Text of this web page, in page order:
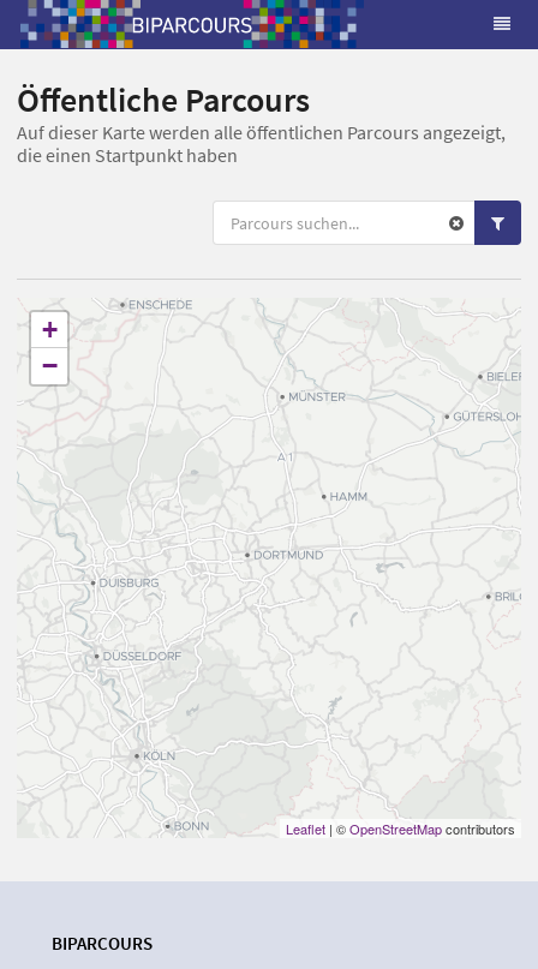
Öffentliche Parcours
Auf dieser Karte werden alle öffentlichen Parcours angezeigt,
die einen Startpunkt haben
+
−
Leaflet | ©OpenStreetMapcontributors
BIPARCOURS